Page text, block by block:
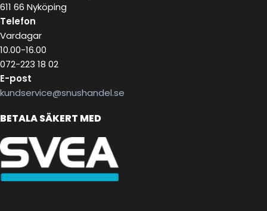
611 66 Nyköping
Telefon
Vardagar
10.00-16.00
072-223 18 02
E-post
kundservice@snushandel.se
BETALA SÄKERT MED